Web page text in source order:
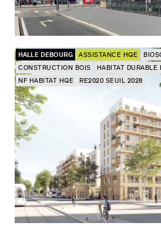
HALLE DEBOURG ASSISTANCE HQE
CONSTRUCTION BOIS
HABITAT DURABLE
NF HABITAT HQE
RE2020 SEUIL 2028